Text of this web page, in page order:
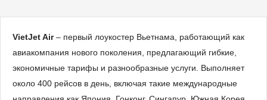
VietJet Air– первый лоукостер Вьетнама, работающий как
авиакомпания нового поколения, предлагающий гибкие,
экономичные тарифы и разнообразные услуги. Выполняет
около 400 рейсов в день, включая такие международные